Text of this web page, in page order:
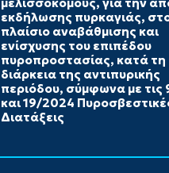
μελισσοκόμους, για την
εκδήλωσης πυρκαγιάς,
πλαίσιο αναβάθμισης και
ενίσχυσης του επιπέδου
πυροπροστασίας, κατά τη
διάρκεια της αντιπυρικής
περιόδου, σύμφωνα με τις
και 19/2024
Διατάξεις